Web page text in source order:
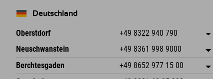
Deutschland
Oberstdorf +49 8322 940 790
An der Breitach 3
Deutschland
Adresse speichern
Buchen
Neuschwanstein +49 8361 998 9000
An der Riese 45
87484 Nesselwang im Allgäu
Adresse speichern
Berchtesgaden +49 8652 977 15 00